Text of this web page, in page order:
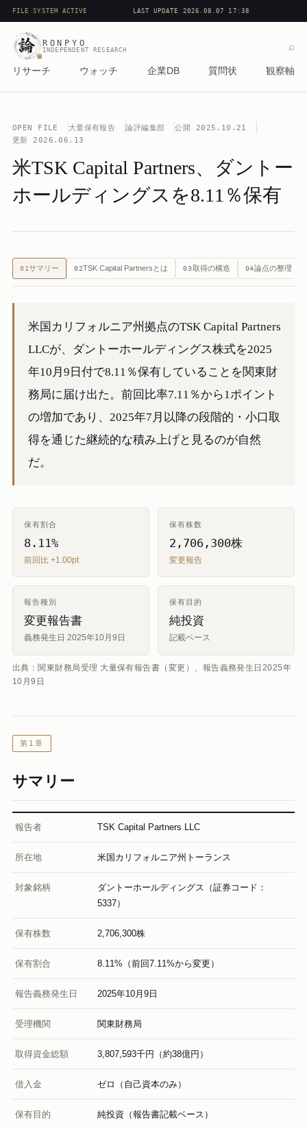
FILE SYSTEM ACTIVE LAST UPDATE 2026.08.07 17:38
RONPYO
INDEPENDENT RESEARCH
リサーチ ウォッチ 企業DB 質問状 観察軸
⌕
OPEN FILE 大量保有報告 論評編集部 公開
2025.10.21
更新 2026.06.13
米TSK Capital Partners、ダントー
ホールディングスを8.11％保有
01サマリー 02TSK Capital Partnersとは 03取得の構造 04論点の整理
米国カリフォルニア州拠点のTSK Capital Partners
LLCが、ダントーホールディングス株式を2025
年10月9日付で8.11％保有していることを関東財
務局に届け出た。前回比率7.11％から1ポイント
の増加であり、2025年7月以降の段階的・小口取
得を通じた継続的な積み上げと見るのが自然
だ。
保有割合
8.11%
前回比 +1.00pt
保有株数
2,706,300株
変更報告
報告種別
変更報告書
義務発生日 2025年10月9日
保有目的
純投資
記載ベース
出典：関東財務局受理 大量保有報告書（変更）、報告義務発生日2025年
10月9日
第1章
サマリー
報告者 TSK Capital Partners LLC
所在地 米国カリフォルニア州トーランス
対象銘柄
ダントーホールディングス（証券コード：
5337）
保有株数 2,706,300株
保有割合 8.11%（前回7.11%から変更）
報告義務発生日 2025年10月9日
受理機関 関東財務局
取得資金総額 3,807,593千円（約38億円）
借入金 ゼロ（自己資本のみ）
保有目的 純投資（報告書記載ベース）